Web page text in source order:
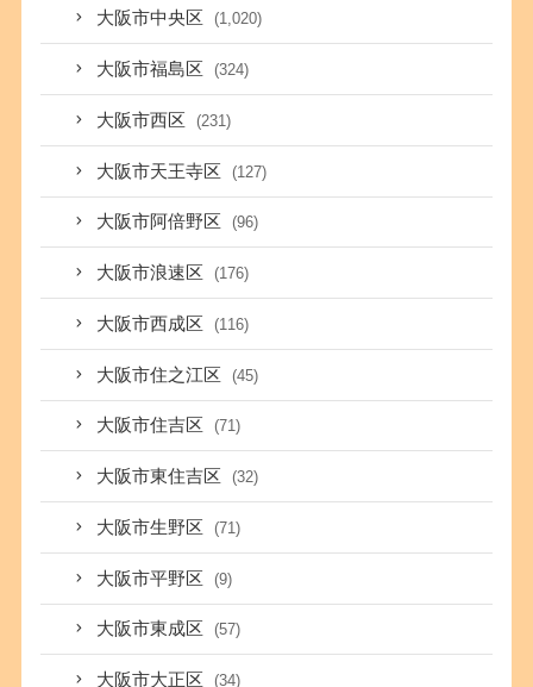
大阪市中央区 (1,020)
大阪市福島区 (324)
大阪市西区 (231)
大阪市天王寺区 (127)
大阪市阿倍野区 (96)
大阪市浪速区 (176)
大阪市西成区 (116)
大阪市住之江区 (45)
大阪市住吉区 (71)
大阪市東住吉区 (32)
大阪市生野区 (71)
大阪市平野区 (9)
大阪市東成区 (57)
大阪市大正区 (34)